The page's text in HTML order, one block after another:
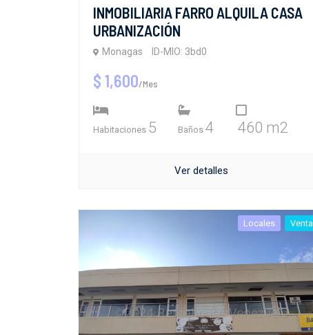
INMOBILIARIA FARRO ALQUILA CASA
URBANIZACIÓN
Monagas ID-MIO: 3bd0
$ 1,600/Mes
Habitaciones 5 Baños 4 460 m2
Ver detalles
Locales Venta